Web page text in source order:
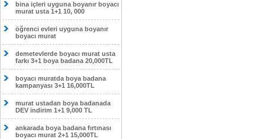
bina içleri uyguna boyanır boyacı
murat usta 1+1 10, 000
öğrenci evleri uyguna boyanır
boyacı murat
demetevlerde boyacı murat usta
farkı 3+1 boya badana 20,000TL
boyacı muratda boya badana
kampanyası 3+1 16,000TL
murat ustadan boya badanada
DEV indirim 1+1 9,000 TL
ankarada boya badana fırtınası
boyacı murat 2+1 15,000TL